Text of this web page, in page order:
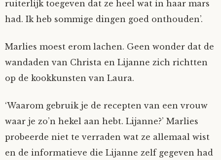
ruiterlijk toegeven dat ze heel wat in haar mars
had. Ik heb sommige dingen goed onthouden’.
Marlies moest erom lachen. Geen wonder dat de
wandaden van Christa en Lijanne zich richtten
op de kookkunsten van Laura.
‘Waarom gebruik je de recepten van een vrouw
waar je zo’n hekel aan hebt. Lijanne?’ Marlies
probeerde niet te verraden wat ze allemaal wist
en de informatieve die Lijanne zelf gegeven had